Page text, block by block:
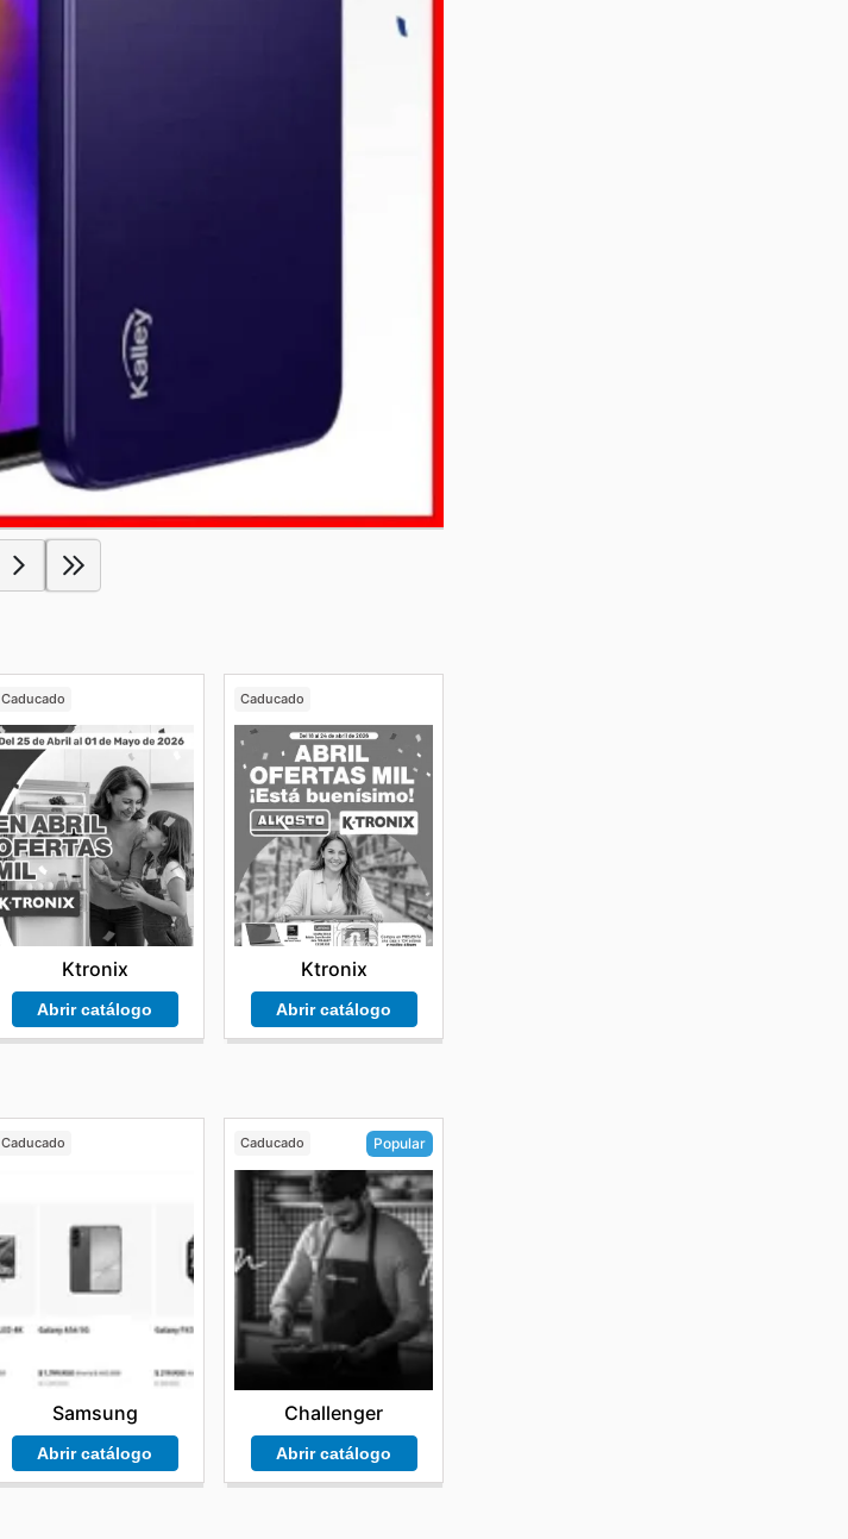
Caducado
Ktronix
Abrir catálogo
Caducado
Ktronix
Abrir catálogo
Caducado
Samsung
Abrir catálogo
Caducado Popular
Challenger
Abrir catálogo